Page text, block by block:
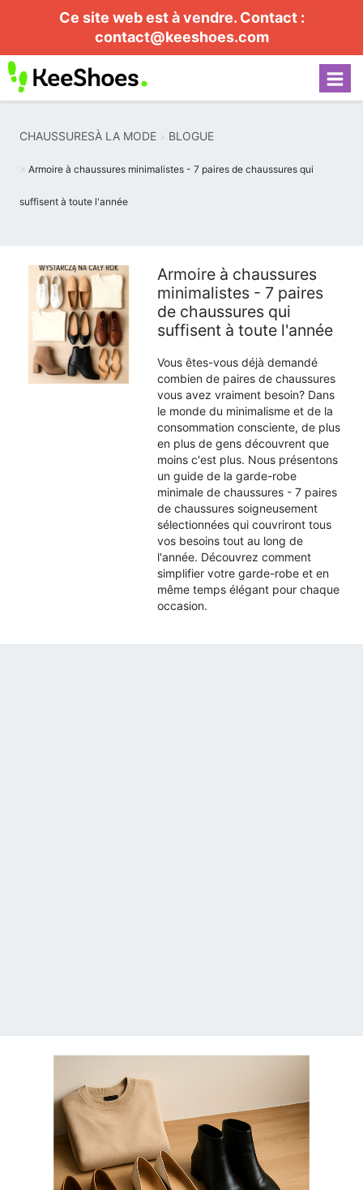
Ce site web est à vendre. Contact :
contact@keeshoes.com
CHAUSSURESÀ LA MODE BLOGUE
Armoire à chaussures minimalistes - 7 paires de chaussures qui
suffisent à toute l'année
Armoire à chaussures
minimalistes - 7 paires
de chaussures qui
suffisent à toute l'année
Vous êtes-vous déjà demandé
combien de paires de chaussures
vous avez vraiment besoin? Dans
le monde du minimalisme et de la
consommation consciente, de plus
en plus de gens découvrent que
moins c'est plus. Nous présentons
un guide de la garde-robe
minimale de chaussures - 7 paires
de chaussures soigneusement
sélectionnées qui couvriront tous
vos besoins tout au long de
l'année. Découvrez comment
simplifier votre garde-robe et en
même temps élégant pour chaque
occasion.